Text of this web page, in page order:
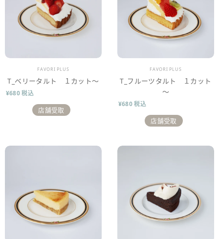
販売業者
FAVORI PLUS
T_ベリータルト １カット～
¥680 税込
店舗受取
販売業者
FAVORI PLUS
T_フルーツタルト １カット
～
¥680 税込
店舗受取